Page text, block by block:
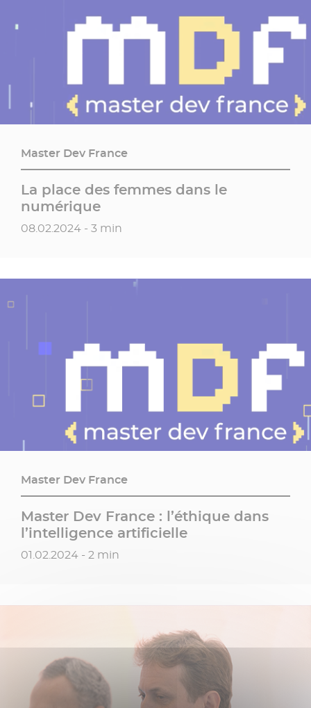
Master Dev France
La place des femmes dans le
numérique
Date de publication
08.02.2024 - 3 min
Master Dev France
Master Dev France : l’éthique dans
l’intelligence artificielle
Date de publication
01.02.2024 - 2 min